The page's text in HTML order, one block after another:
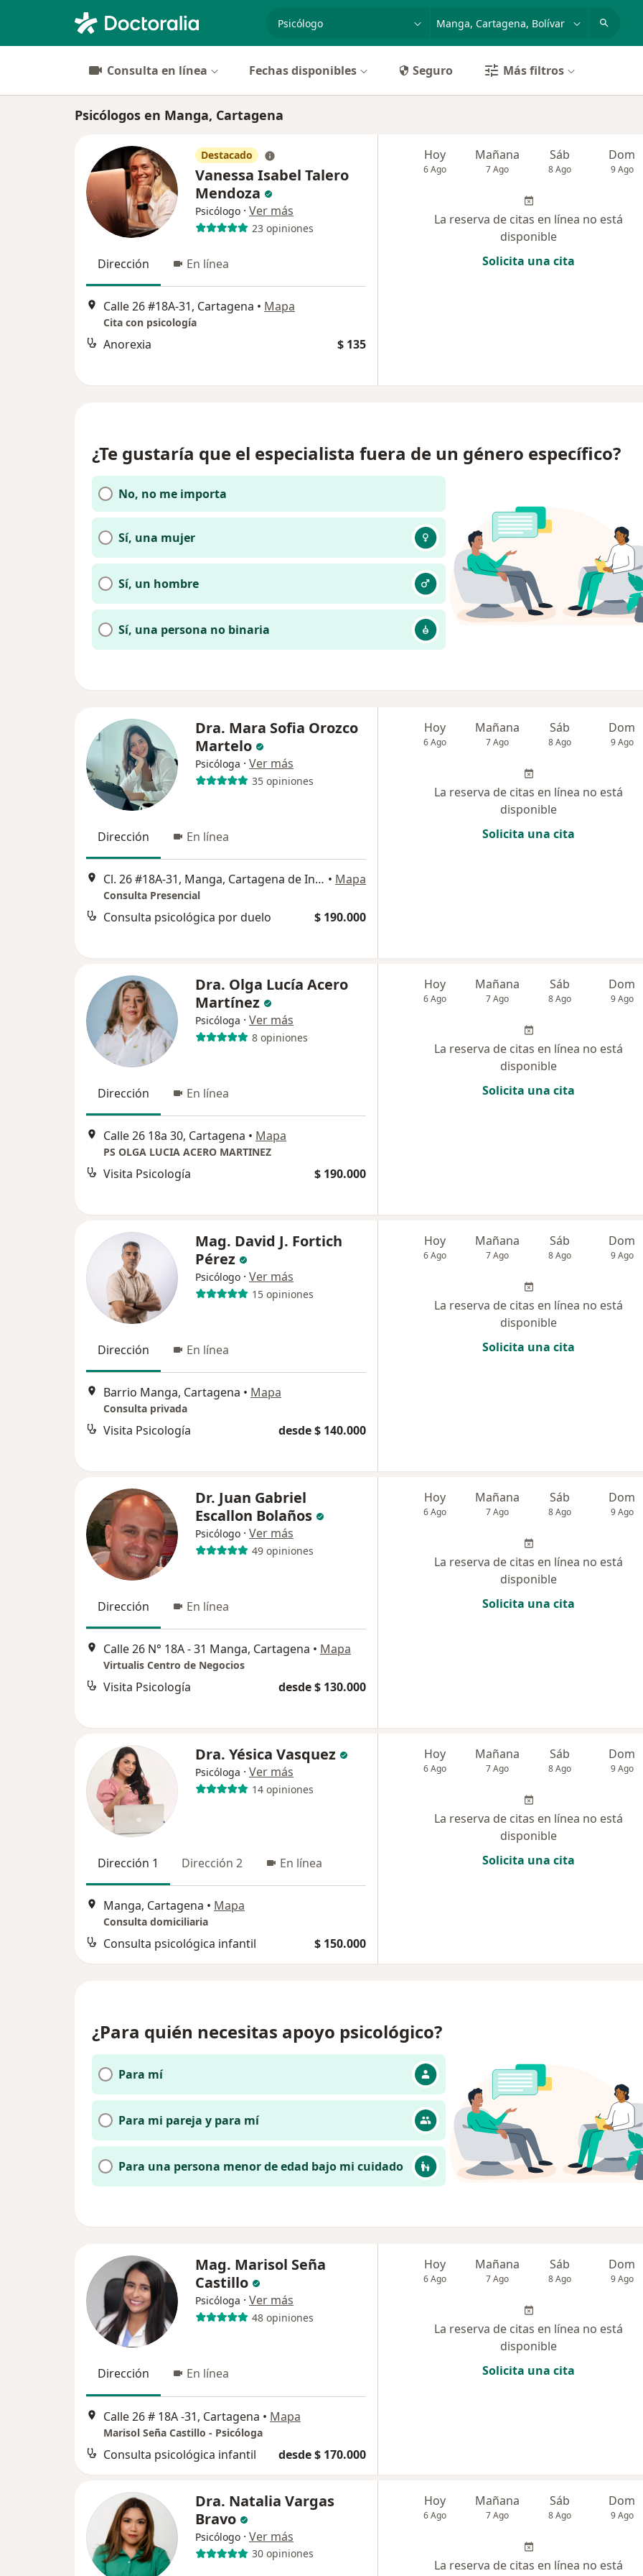
especialidad, enfermedad o nombre
Consulta en línea Fechas disponibles Seguro Más filtros
Psicólogos en Manga, Cartagena
Destacado
Vanessa Isabel Talero
Mendoza
Psicólogo · Ver más
23 opiniones
Dirección En línea
Calle 26 #18A-31, Cartagena • Mapa
Cita con psicología
Anorexia $ 135
Hoy
6 Ago
Mañana
7 Ago
Sáb
8 Ago
Dom
9 Ago
La reserva de citas en línea no está
disponible
Solicita una cita
¿Te gustaría que el especialista fuera de un género específico?
No, no me importa
Sí, una mujer
Sí, un hombre
Sí, una persona no binaria
Dra. Mara Sofia Orozco
Martelo
Psicóloga · Ver más
35 opiniones
Dirección En línea
Cl. 26 #18A-31, Manga, Cartagena de Indias, Provincia de Cartagena, Bolívar, Cartagena • Mapa
Consulta Presencial
Consulta psicológica por duelo $ 190.000
Hoy
6 Ago
Mañana
7 Ago
Sáb
8 Ago
Dom
9 Ago
La reserva de citas en línea no está
disponible
Solicita una cita
Dra. Olga Lucía Acero
Martínez
Psicóloga · Ver más
8 opiniones
Dirección En línea
Calle 26 18a 30, Cartagena • Mapa
PS OLGA LUCIA ACERO MARTINEZ
Visita Psicología $ 190.000
Hoy
6 Ago
Mañana
7 Ago
Sáb
8 Ago
Dom
9 Ago
La reserva de citas en línea no está
disponible
Solicita una cita
Mag. David J. Fortich
Pérez
Psicólogo · Ver más
15 opiniones
Dirección En línea
Barrio Manga, Cartagena • Mapa
Consulta privada
Visita Psicología desde $ 140.000
Hoy
6 Ago
Mañana
7 Ago
Sáb
8 Ago
Dom
9 Ago
La reserva de citas en línea no está
disponible
Solicita una cita
Dr. Juan Gabriel
Escallon Bolaños
Psicólogo · Ver más
49 opiniones
Dirección En línea
Calle 26 N° 18A - 31 Manga, Cartagena • Mapa
Virtualis Centro de Negocios
Visita Psicología desde $ 130.000
Hoy
6 Ago
Mañana
7 Ago
Sáb
8 Ago
Dom
9 Ago
La reserva de citas en línea no está
disponible
Solicita una cita
Dra. Yésica Vasquez
Psicóloga · Ver más
14 opiniones
Dirección 1 Dirección 2 En línea
Manga, Cartagena • Mapa
Consulta domiciliaria
Consulta psicológica infantil $ 150.000
Hoy
6 Ago
Mañana
7 Ago
Sáb
8 Ago
Dom
9 Ago
La reserva de citas en línea no está
disponible
Solicita una cita
¿Para quién necesitas apoyo psicológico?
Para mí
Para mi pareja y para mí
Para una persona menor de edad bajo mi cuidado
Mag. Marisol Seña
Castillo
Psicóloga · Ver más
48 opiniones
Dirección En línea
Calle 26 # 18A -31, Cartagena • Mapa
Marisol Seña Castillo - Psicóloga
Consulta psicológica infantil desde $ 170.000
Hoy
6 Ago
Mañana
7 Ago
Sáb
8 Ago
Dom
9 Ago
La reserva de citas en línea no está
disponible
Solicita una cita
Dra. Natalia Vargas
Bravo
Psicólogo · Ver más
30 opiniones
Hoy
6 Ago
Mañana
7 Ago
Sáb
8 Ago
Dom
9 Ago
La reserva de citas en línea no está